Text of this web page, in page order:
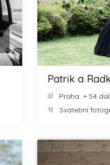
Praha + 54
Svatební